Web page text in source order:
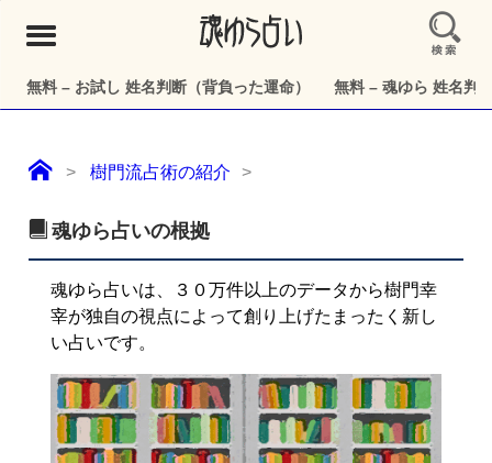
メ
ー
無料 – お試し 姓名判断（背負った運命） 無料 – 魂ゆら 姓名判
樹門流占術の紹介
魂ゆら占いの根拠
魂ゆら占いは、３０万件以上のデータから樹門幸
宰が独自の視点によって創り上げたまったく新し
い占いです。